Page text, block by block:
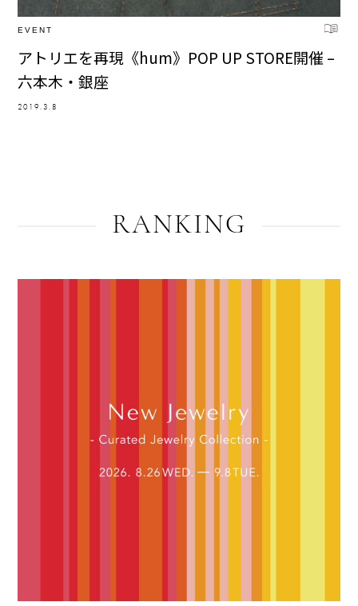
EVENT
アトリエを再現《hum》POP UP STORE開催 –
六本木・銀座
2019.3.8
RANKING